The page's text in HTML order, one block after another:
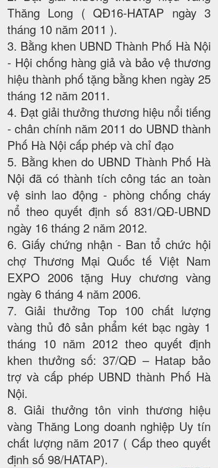
Thăng Long ( QĐ16-HATAP ngày 3
tháng 10 năm 2011 ).
3. Bằng khen UBND Thành Phố Hà Nội
- Hội chống hàng giả và bảo vệ thương
hiệu thành phố tặng bằng khen ngày 25
tháng 12 năm 2011.
4. Đạt giải thưởng thương hiệu nổi tiếng
- chân chính năm 2011 do UBND thành
Phố Hà Nội cấp phép và chỉ đạo
5. Bằng khen do UBND Thành Phố Hà
Nội đã có thành tích công tác an toàn
vệ sinh lao động - phòng chống cháy
nổ theo quyết định số 831/QĐ-UBND
ngày 16 tháng 2 năm 2012.
6. Giấy chứng nhận - Ban tổ chức hội
chợ Thương Mại Quốc tế Việt Nam
EXPO 2006 tặng Huy chương vàng
ngày 6 tháng 4 năm 2006.
7. Giải thưởng Top 100 chất lượng
vàng thủ đô sản phẩm két bạc ngày 1
tháng 10 năm 2012 theo quyết định
khen thưởng số: 37/QĐ – Hatap bảo
trợ và cấp phép UBND thành Phố Hà
Nội.
8. Giải thưởng tôn vinh thương hiệu
vàng Thăng Long doanh nghiệp Uy tín
chất lượng năm 2017 ( Cấp theo quyết
định số 98/HATAP).